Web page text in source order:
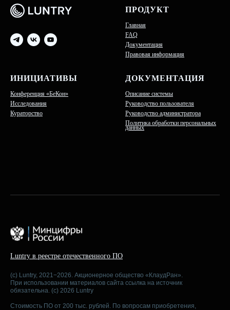
ПРОДУКТ
Главная
FAQ
Документация
Правовая информация
ИНИЦИАТИВЫ
Конференция «БеКон»
Исследования
Кураторство
ДОКУМЕНТАЦИЯ
Описание системы
Руководство пользователя
Руководство администратора
Политика обработки персональных
данных
Luntry в реестре отечественного ПО
(c) Luntry, 2021−2026. Акционерное общество «КлаудРан».
При использовании материалов сайта ссылка на источник
обязательна. (c) 2026 Luntry
Стоимость ПО от 200 тыс. рублей. По вопросам приобретения,